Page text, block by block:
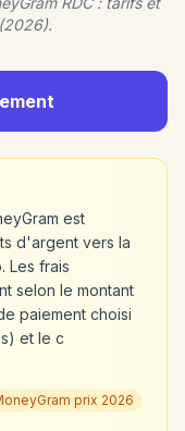
est
d'argent vers la
Les frais
selon le montant
paiement choisi
et le c
prix 2026